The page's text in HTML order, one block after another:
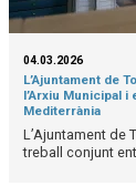
04.03.2026
L’Ajuntament de
l’Arxiu Municipal
Mediterrània
L’Ajuntament de
treball conjunt